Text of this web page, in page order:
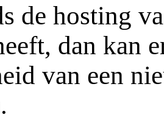
de hosting
dan kan
van een